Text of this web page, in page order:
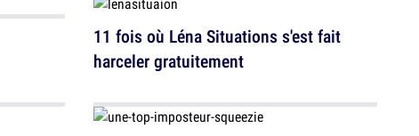
11 fois où Léna Situations s'est fait
harceler gratuitement